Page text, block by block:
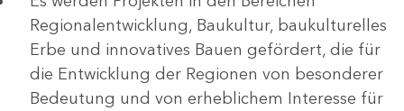
Regionalentwicklung, Baukultur, baukulturelles
Erbe und innovatives Bauen gefördert, die für
die Entwicklung der Regionen von besonderer
Bedeutung und von erheblichem Interesse für